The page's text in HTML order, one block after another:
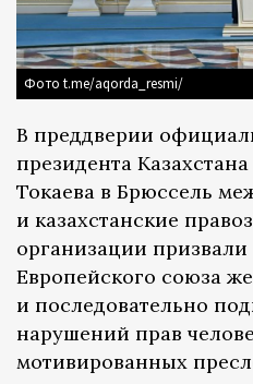
Фото t.me/aqorda_resmi/
В преддверии
президента
Токаева в Брюссель
и казахстанские
организации призвали
Европейского союза
и последовательно
нарушений прав
мотивированных